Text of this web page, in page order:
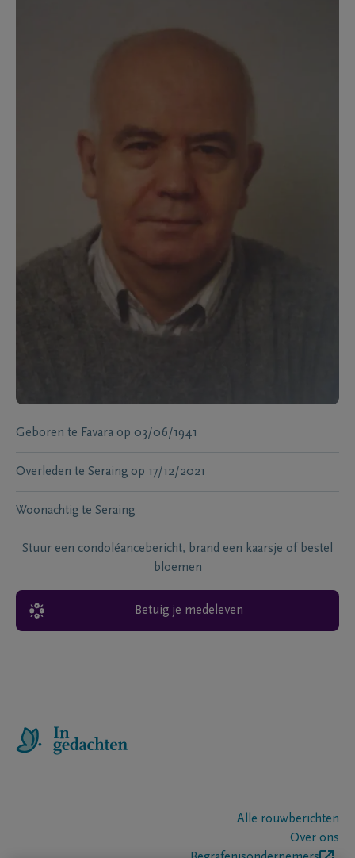
Geboren te Favara op 03/06/1941
Overleden te Seraing op 17/12/2021
Woonachtig te Seraing
Stuur een condoléancebericht, brand een kaarsje of bestel
bloemen
Betuig je medeleven
Alle rouwberichten
Over ons